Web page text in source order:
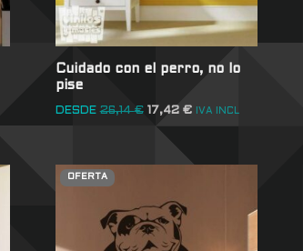
Cuidado con el perro, no lo
pise
DESDE 26,14€ 17,42 € IVA INCL
OFERTA